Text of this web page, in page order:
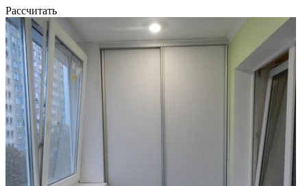
Рассчитать